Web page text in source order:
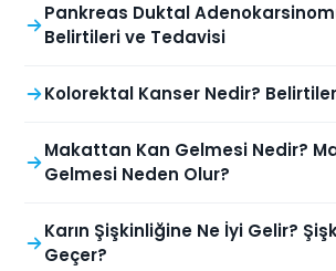
Pankreas Duktal
Belirtileri ve Tedavisi
Kolorektal Kanser Nedir?
Makattan Kan Gelmesi Nedir?
Gelmesi Neden Olur?
Karın Şişkinliğine Ne İyi Gelir?
Geçer?